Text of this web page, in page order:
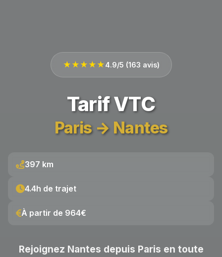
★★★★★4.9/5 (163 avis)
Tarif VTC
Paris → Nantes
397 km
4.4h de trajet
À partir de 964€
Rejoignez Nantes depuis Paris en toute